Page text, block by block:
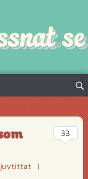
Sök
|
33